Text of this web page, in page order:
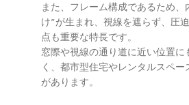
また、フレーム構成であるため、
け”が生まれ、視線を遮らず、圧
点も重要な特長です。
窓際や視線の通り道に近い位置に
く、都市型住宅やレンタルスペ
があります。